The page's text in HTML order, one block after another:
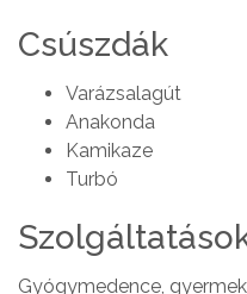
Csúszdák
Varázsalagút
Anakonda
Kamikaze
Turbó
Gyógymedence,